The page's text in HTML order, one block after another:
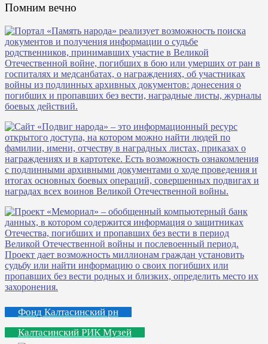
Помним вечно
Фонд Калтасинский рн
Калтасинский РИК Музей